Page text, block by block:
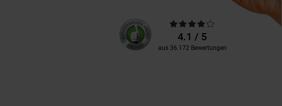
Unsere
Kundenbewertungen
Durchschnittliche
Bewertungen4.1 / 5
aus 36.172 Bewertungen